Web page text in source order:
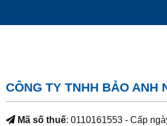
CÔNG TY TNHH BẢO ANH
Mã số thuế: 0110161553 - Cấp